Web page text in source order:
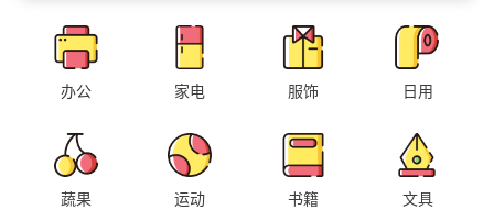
办公 家电 服饰 日用
蔬果 运动 书籍 文具